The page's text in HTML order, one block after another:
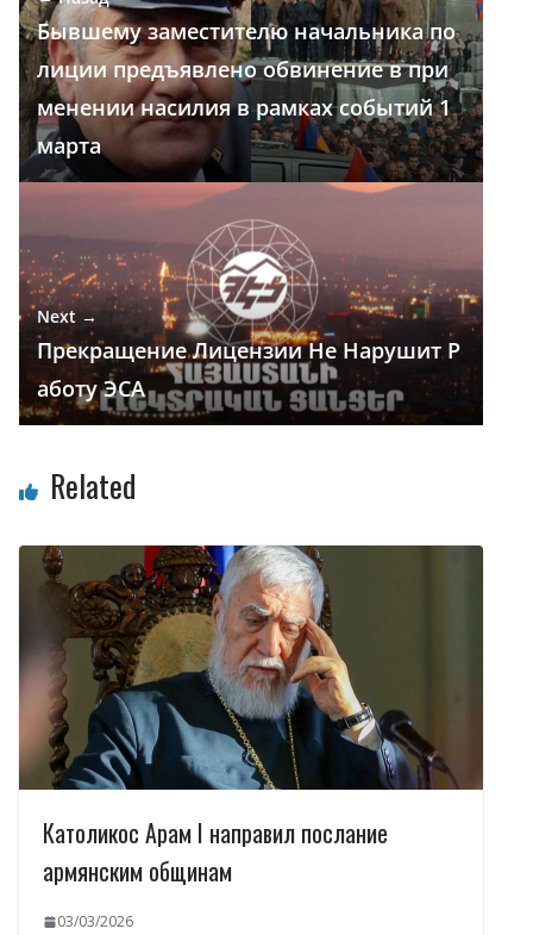
o
o
k
a
m
A
p
p
dI
n
а
в
и
т
ь
Бывшему заместителю начальника по
лиции предъявлено обвинение в при
менении насилия в рамках событий 1
марта
Next →
Прекращение Лицензии Не Нарушит Р
аботу ЭСА
Related
Католикос Арам I направил послание
армянским общинам
03/03/2026